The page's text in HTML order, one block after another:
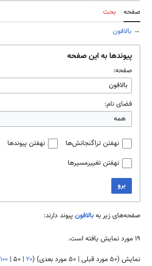
صفحه بحث
→ بالافون
پیوندها به این صفحه
صفحه:
فضای نام:
همه
نهفتن تراگنجانش‌ها
نهفتن پیوندها
نهفتن تغییرمسیرها
برو
صفحه‌های زیر بهبالافون پیوند دارند:
۱۹ مورد نمایش یافته است.
نمایش (۵۰ مورد قبلی | ۵۰ مورد بعدی ) (۲۰ | ۵۰| ۱۰۰